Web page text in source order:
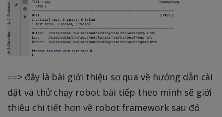
==> đây là bài giới thiệu sơ qua về hướng dẫn cài
đặt và thử chạy robot bài tiếp theo mình sẽ giới
thiệu chi tiết hơn về robot framework sau đó